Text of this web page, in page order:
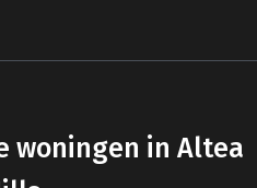
woningen in Altea